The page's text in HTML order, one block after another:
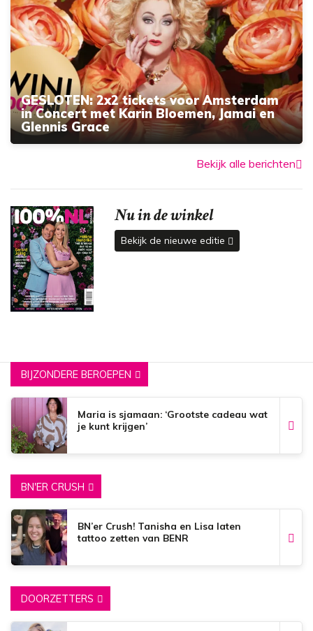
GESLOTEN: 2x2 tickets voor Amsterdam
in Concert met Karin Bloemen, Jamai en
Glennis Grace
Bekijk alle berichten
Nu in de winkel
Bekijk de nieuwe editie
BIJZONDERE BEROEPEN
Maria is sjamaan: ‘Grootste cadeau wat
je kunt krijgen’
BN'ER CRUSH
BN’er Crush! Tanisha en Lisa laten
tattoo zetten van BENR
DOORZETTERS